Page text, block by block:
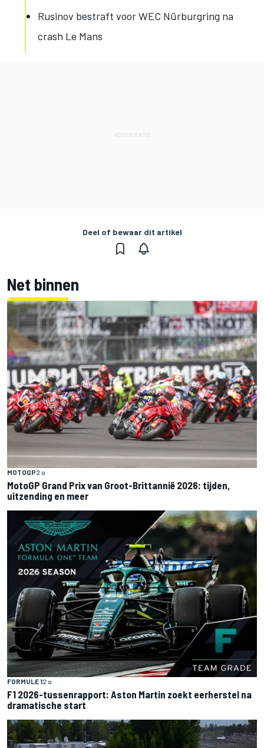
Rusinov bestraft voor WEC Nürburgring na
crash Le Mans
Deel of bewaar dit artikel
Net binnen
MOTOGP2 u
MotoGP Grand Prix van Groot-Brittannië 2026: tijden,
uitzending en meer
FORMULE 12 u
F1 2026-tussenrapport: Aston Martin zoekt eerherstel na
dramatische start